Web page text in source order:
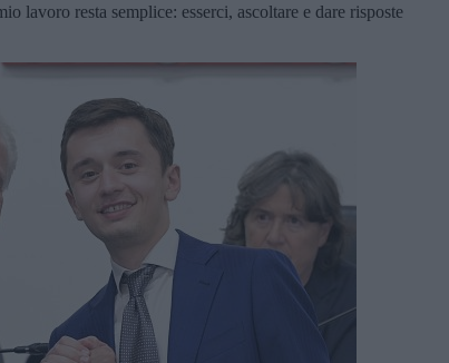
lavoro resta semplice: esserci, ascoltare e dare risposte